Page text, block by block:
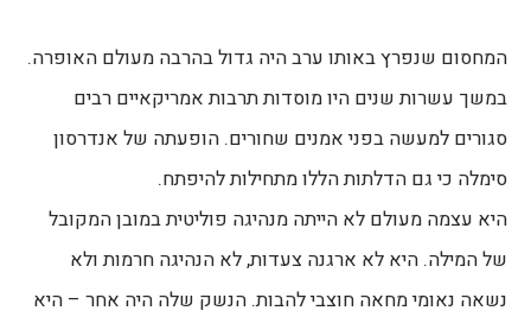
המחסום שנפרץ באותו ערב היה גדול בהרבה מעולם האופרה.
במשך עשרות שנים היו מוסדות תרבות אמריקאיים רבים
סגורים למעשה בפני אמנים שחורים. הופעתה של אנדרסון
סימלה כי גם הדלתות הללו מתחילות להיפתח.
היא עצמה מעולם לא הייתה מנהיגה פוליטית במובן המקובל
של המילה. היא לא ארגנה צעדות, לא הנהיגה חרמות ולא
נשאה נאומי מחאה חוצבי להבות. הנשק שלה היה אחר – היא